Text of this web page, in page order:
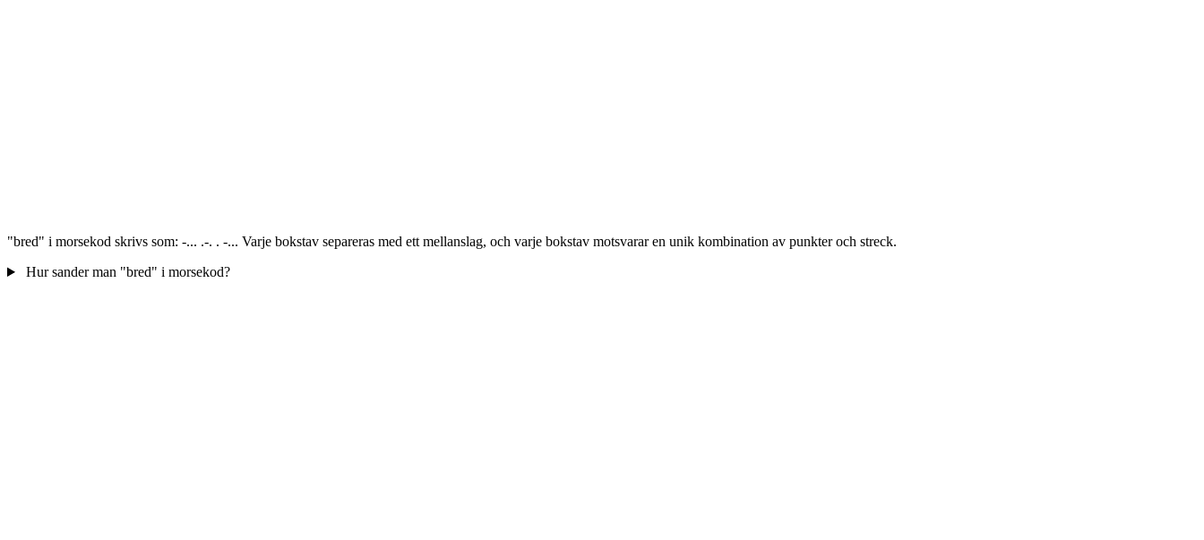
"bred" i morsekod skrivs som: -... .-. . -... Varje bokstav separeras med ett mellanslag, och varje bokstav motsvarar en unik kombination av punkter och streck.
Hur sander man "bred" i morsekod?